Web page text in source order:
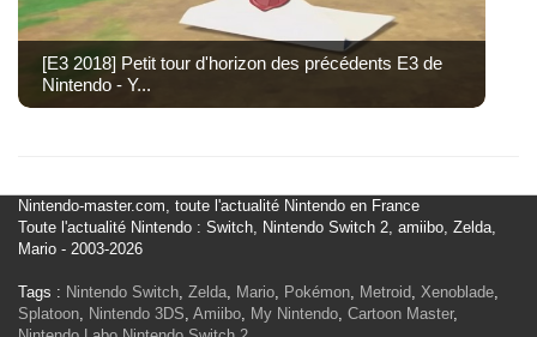
[E3 2018] Petit tour d'horizon des précédents E3 de
Nintendo - Y...
Nintendo-master.com, toute l'actualité Nintendo en France
Toute l'actualité Nintendo : Switch, Nintendo Switch 2, amiibo, Zelda,
Mario - 2003-2026
Tags : Nintendo Switch Zelda Mario Pokémon Metroid Xenoblade
Splatoon Nintendo 3DS Amiibo My Nintendo Cartoon Master,